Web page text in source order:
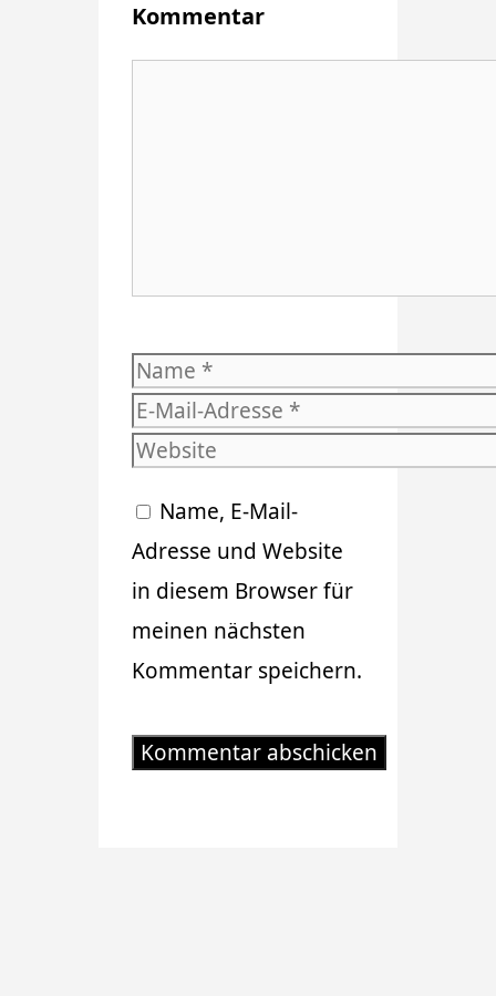
Kommentar
Name
E-
Mail-
Website
Name, E-Mail-
Adresse und Website
in diesem Browser für
meinen nächsten
Kommentar speichern.